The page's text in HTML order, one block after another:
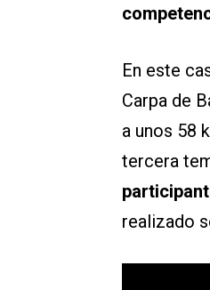
En este
Carpa de
a unos 58
tercera
realizado